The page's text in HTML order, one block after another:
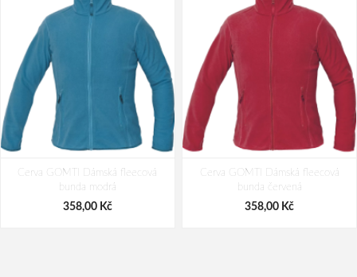
Cerva GOMTI Dámská fleecová
bunda modrá
358,00 Kč
Cerva GOMTI Dámská fleecová
bunda červená
358,00 Kč